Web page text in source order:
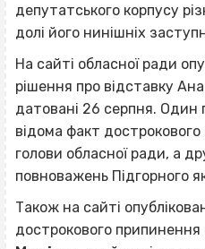
депутатського корпусу
долі його нинішніх
На сайті обласної ради
рішення про відставку
датовані 26 серпня. Один
відома факт
голови обласної ради, а
повноважень Підгорного
Також на сайті
дострокового